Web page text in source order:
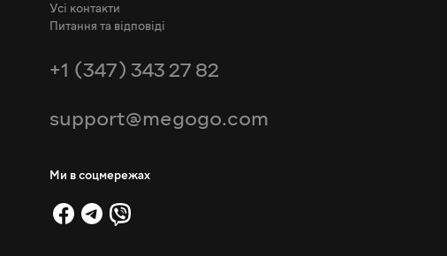
Усі контакти
Питання та відповіді
+1 (347) 343 27 82
support@megogo.com
Ми в соцмережах